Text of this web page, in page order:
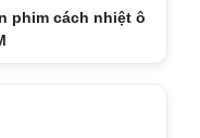
phim cách nhiệt ô